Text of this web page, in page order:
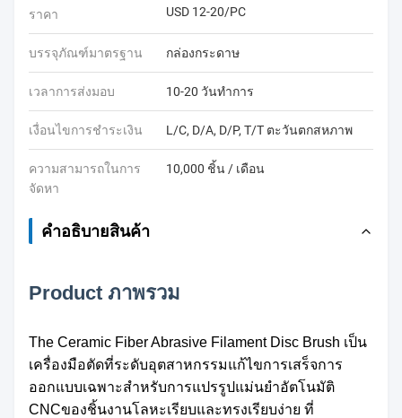
ราคา USD 12-20/PC
บรรจุภัณฑ์มาตรฐาน กล่องกระดาษ
เวลาการส่งมอบ 10-20 วันทำการ
เงื่อนไขการชำระเงิน L/C, D/A, D/P, T/T ตะวันตกสหภาพ
ความสามารถในการ
จัดหา
10,000 ชิ้น / เดือน
คําอธิบายสินค้า
Product ภาพรวม
The Ceramic Fiber Abrasive Filament Disc Brush เป็น
เครื่องมือตัดที่ระดับอุตสาหกรรมแก้ไขการเสร็จการ
ออกแบบเฉพาะสําหรับการแปรรูปแม่นยําอัตโนมัติ
CNCของชิ้นงานโลหะเรียบและทรงเรียบง่าย ที่